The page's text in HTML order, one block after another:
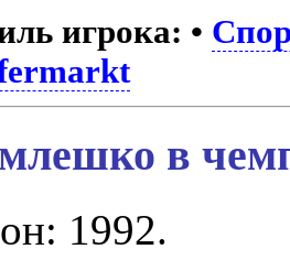
игрока: •
в
1992.